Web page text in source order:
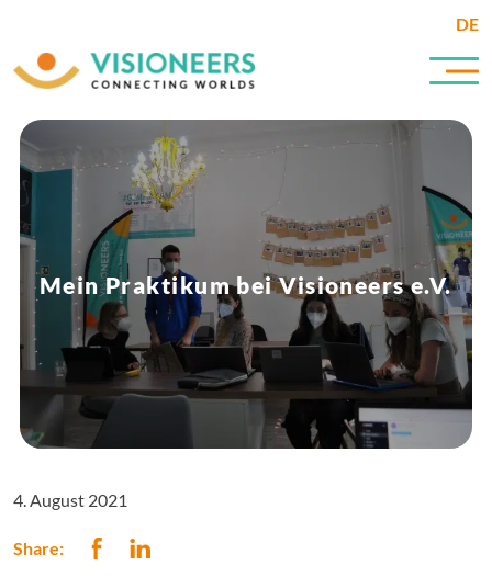
DE
Mein Praktikum bei Visioneers e.V.
4. August 2021
Share: